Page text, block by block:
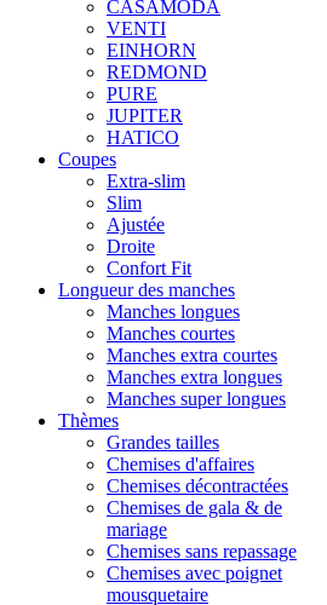
CASAMODA
VENTI
EINHORN
REDMOND
PURE
JUPITER
HATICO
Coupes
Extra-slim
Slim
Ajustée
Droite
Confort Fit
Longueur des manches
Manches longues
Manches courtes
Manches extra courtes
Manches extra longues
Manches super longues
Thèmes
Grandes tailles
Chemises d'affaires
Chemises décontractées
Chemises de gala & de
mariage
Chemises sans repassage
Chemises avec poignet
mousquetaire